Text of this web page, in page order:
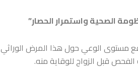
الصحية واستمرار الحصار”
رفع مستوى الوعي حول هذا المرض الوراثي
قبل الزواج للوقاية منه.